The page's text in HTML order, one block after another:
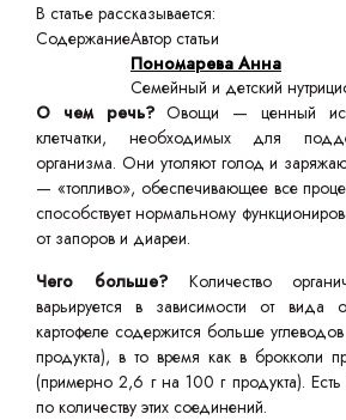
В статье рассказывается:
СодержаниеАвтор статьи
Пономарева Анна
Семейный и детский
О чем речь?Овощи — ценный
клетчатки, необходимых для
организма. Они утоляют голод и
— «топливо», обеспечивающее все
способствует нормальному
от запоров и диареи.
Чего больше? Количество
варьируется в зависимости от
картофеле содержится больше
продукта), в то время как в брокколи
(примерно 2,6 г на 100 г продукта).
по количеству этих соединений.